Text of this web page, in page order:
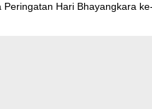
Peringatan Hari Bhayangkara ke-